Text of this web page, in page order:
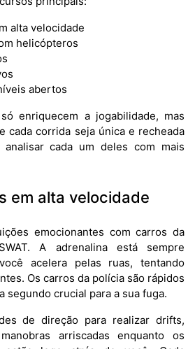
alta velocidade
helicópteros
abertos
enriquecem a jogabilidade, mas
cada corrida seja única e recheada
analisar cada um deles com mais
em alta velocidade
emocionantes com carros da
A adrenalina está sempre
acelera pelas ruas, tentando
Os carros da polícia são rápidos
segundo crucial para a sua fuga.
de direção para realizar drifts,
arriscadas enquanto os